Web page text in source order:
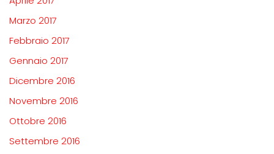
Marzo 2017
Febbraio 2017
Gennaio 2017
Dicembre 2016
Novembre 2016
Ottobre 2016
Settembre 2016